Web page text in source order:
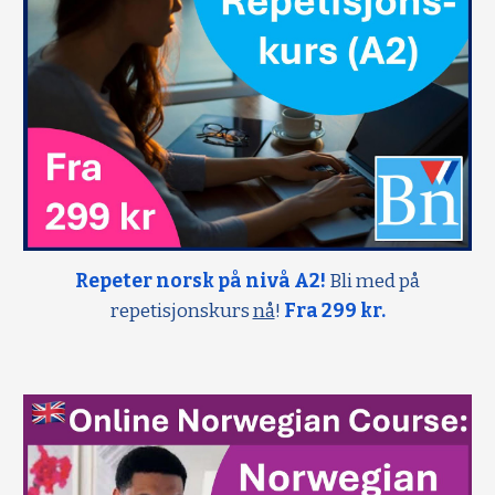
Repeter norsk på nivå A2! Bli med på
repetisjonskursnå! Fra 299 kr.